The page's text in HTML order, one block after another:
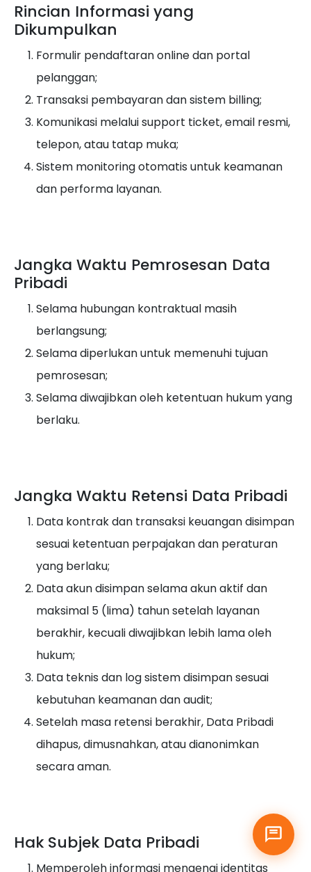
Rincian Informasi yang
Dikumpulkan
Formulir pendaftaran online dan portal
pelanggan;
Transaksi pembayaran dan sistem billing;
Komunikasi melalui support ticket, email resmi,
telepon, atau tatap muka;
Sistem monitoring otomatis untuk keamanan
dan performa layanan.
Jangka Waktu Pemrosesan Data
Pribadi
Selama hubungan kontraktual masih
berlangsung;
Selama diperlukan untuk memenuhi tujuan
pemrosesan;
Selama diwajibkan oleh ketentuan hukum yang
berlaku.
Jangka Waktu Retensi Data Pribadi
Data kontrak dan transaksi keuangan disimpan
sesuai ketentuan perpajakan dan peraturan
yang berlaku;
Data akun disimpan selama akun aktif dan
maksimal 5 (lima) tahun setelah layanan
berakhir, kecuali diwajibkan lebih lama oleh
hukum;
Data teknis dan log sistem disimpan sesuai
kebutuhan keamanan dan audit;
Setelah masa retensi berakhir, Data Pribadi
dihapus, dimusnahkan, atau dianonimkan
secara aman.
Hak Subjek Data Pribadi
Memperoleh informasi mengenai identitas